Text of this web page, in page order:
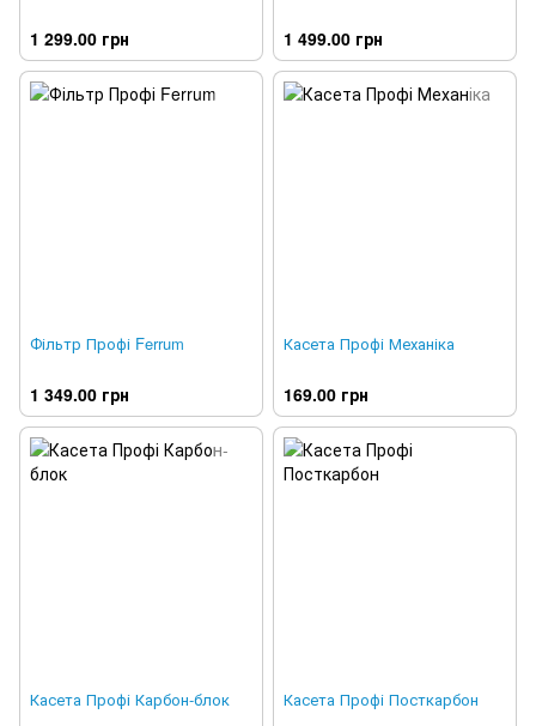
1 299.00 грн 1 499.00 грн
Фільтр Профі Ferrum
1 349.00 грн
Касета Профі Механіка
169.00 грн
Касета Профі Карбон-блок Касета Профі Посткарбон